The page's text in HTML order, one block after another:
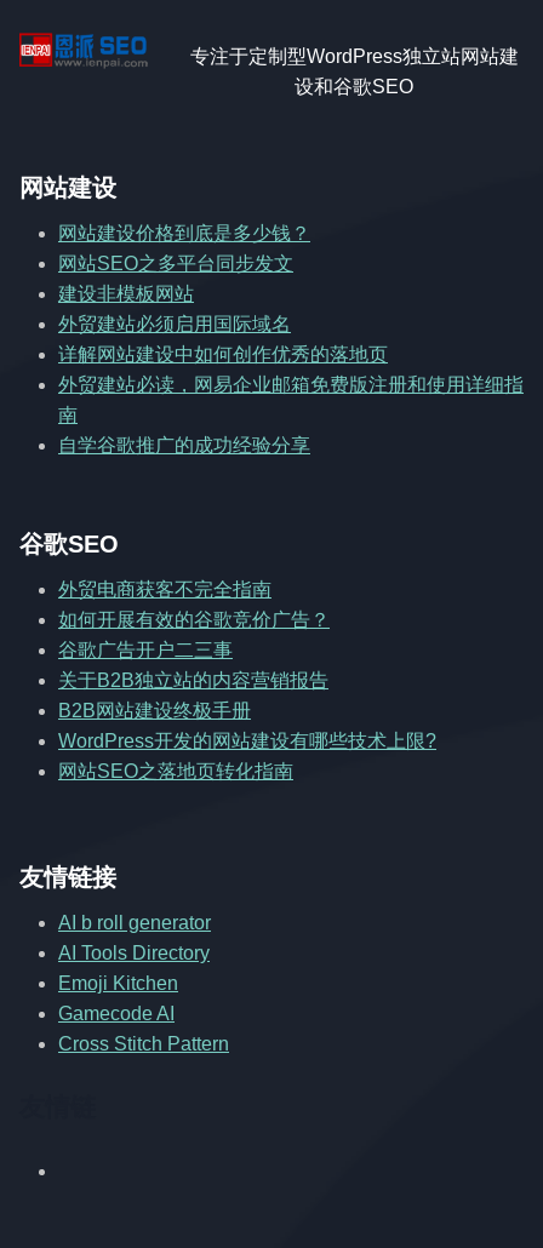
专注于定制型WordPress独立站网站建
设和谷歌SEO
网站建设
网站建设价格到底是多少钱？
网站SEO之多平台同步发文
建设非模板网站
外贸建站必须启用国际域名
详解网站建设中如何创作优秀的落地页
外贸建站必读，网易企业邮箱免费版注册和使用详细指
南
自学谷歌推广的成功经验分享
谷歌SEO
外贸电商获客不完全指南
如何开展有效的谷歌竞价广告？
谷歌广告开户二三事
关于B2B独立站的内容营销报告
B2B网站建设终极手册
WordPress开发的网站建设有哪些技术上限?
网站SEO之落地页转化指南
友情链接
AI b roll generator
AI Tools Directory
Emoji Kitchen
Gamecode AI
Cross Stitch Pattern